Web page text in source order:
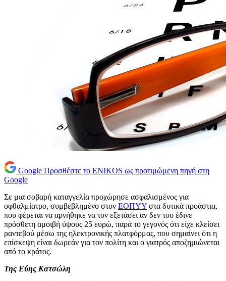
Google Προσθέστε το ENIKOS ως προτιμώμενη πηγή στη
Google
Σε μια σοβαρή καταγγελία προχώρησε ασφαλισμένος για
οφθαλμίατρο, συμβεβλημένο στον ΕΟΠΥΥ στα δυτικά προάστια,
που φέρεται να αρνήθηκε να τον εξετάσει αν δεν του έδινε
πρόσθετη αμοιβή ύψους 25 ευρώ, παρά το γεγονός ότι είχε κλείσει
ραντεβού μέσω της ηλεκτρονικής πλατφόρμας, που σημαίνει ότι η
επίσκεψη είναι δωρεάν για τον πολίτη και ο γιατρός αποζημιώνεται
από το κράτος.
Της Εύης Κατσώλη